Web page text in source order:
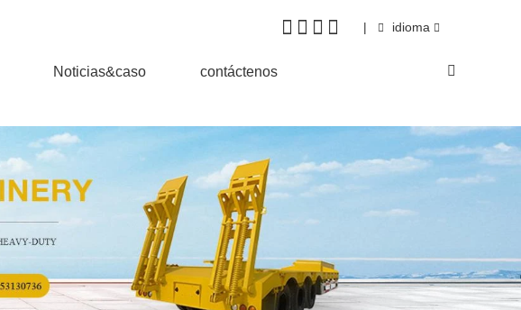
| idioma
Noticias&caso contáctenos